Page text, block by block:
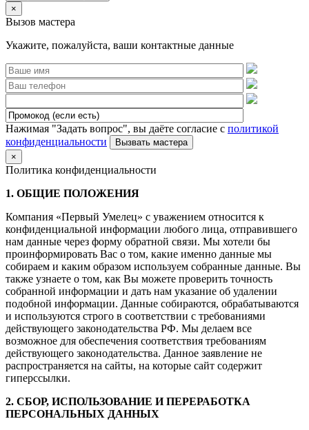
×
Вызов мастера
Укажите, пожалуйста, ваши контактные данные
Нажимая "Задать вопрос", вы даёте согласие с политикой
конфиденциальности
×
Политика конфиденциальности
1. ОБЩИЕ ПОЛОЖЕНИЯ
Компания «Первый Умелец» с уважением относится к
конфиденциальной информации любого лица, отправившего
нам данные через форму обратной связи. Мы хотели бы
проинформировать Вас о том, какие именно данные мы
собираем и каким образом используем собранные данные. Вы
также узнаете о том, как Вы можете проверить точность
собранной информации и дать нам указание об удалении
подобной информации. Данные собираются, обрабатываются
и используются строго в соответствии с требованиями
действующего законодательства РФ. Мы делаем все
возможное для обеспечения соответствия требованиям
действующего законодательства. Данное заявление не
распространяется на сайты, на которые сайт содержит
гиперссылки.
2. СБОР, ИСПОЛЬЗОВАНИЕ И ПЕРЕРАБОТКА
ПЕРСОНАЛЬНЫХ ДАННЫХ